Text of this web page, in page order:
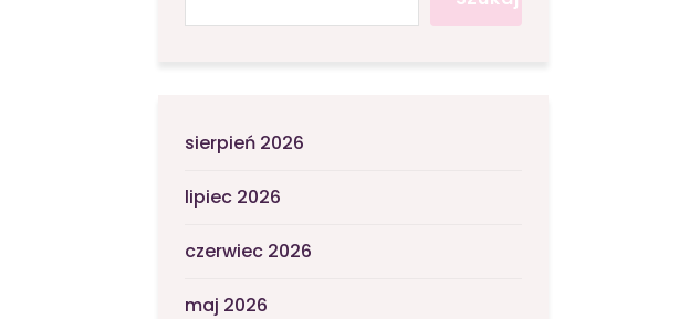
sierpień 2026
lipiec 2026
czerwiec 2026
maj 2026